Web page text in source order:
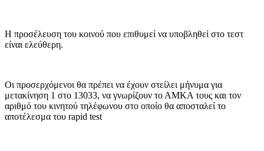
Η προσέλευση του κοινού που επιθυμεί να υποβληθεί στο τεστ
είναι ελεύθερη.
Οι προσερχόμενοι θα πρέπει να έχουν στείλει μήνυμα για
μετακίνηση 1 στο 13033, να γνωρίζουν το ΑΜΚΑ τους και τον
αριθμό του κινητού τηλέφωνου στο οποίο θα αποσταλεί το
αποτέλεσμα του rapid test